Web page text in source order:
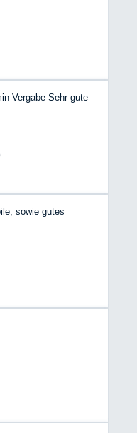
Das schafft
und erklärt.
gemerkt. Wir
haben und
Vergabe Sehr gute
sowie gutes